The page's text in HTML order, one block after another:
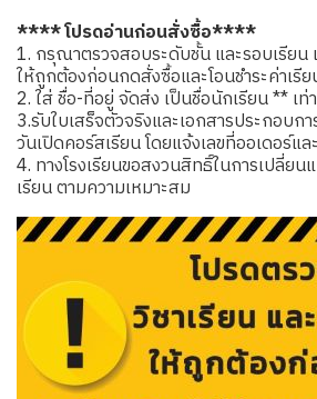
**** โปรดอ่านก่อนสั่งซื้อ****
1. กรุณาตรวจสอบระดับชั้น และรอบเรียน
ให้ถูกต้องก่อนกดสั่งซื้อและโอนชำระค่าเรี
2. ใส่ ชื่อ-ที่อยู่ จัดส่ง เป็นชื่อนักเรียน ** เท่
3.รับใบเสร็จตัวจริงและเอกสารประกอบกา
วันเปิดคอร์สเรียน โดยแจ้งเลขที่ออเดอร์แ
4. ทางโรงเรียนขอสงวนสิทธิ์ในการเปลี่ย
เรียน ตามความเหมาะสม